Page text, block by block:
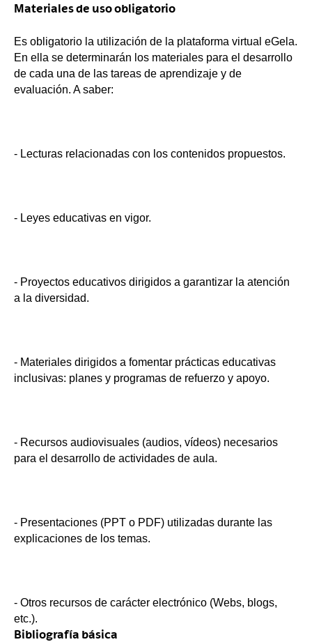
Materiales de uso obligatorio
Es obligatorio la utilización de la plataforma virtual eGela.
En ella se determinarán los materiales para el desarrollo
de cada una de las tareas de aprendizaje y de
evaluación. A saber:
- Lecturas relacionadas con los contenidos propuestos.
- Leyes educativas en vigor.
- Proyectos educativos dirigidos a garantizar la atención
a la diversidad.
- Materiales dirigidos a fomentar prácticas educativas
inclusivas: planes y programas de refuerzo y apoyo.
- Recursos audiovisuales (audios, vídeos) necesarios
para el desarrollo de actividades de aula.
- Presentaciones (PPT o PDF) utilizadas durante las
explicaciones de los temas.
- Otros recursos de carácter electrónico (Webs, blogs,
etc.).
Bibliografía básica